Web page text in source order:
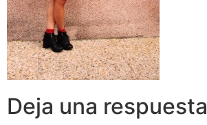
Deja una respuesta